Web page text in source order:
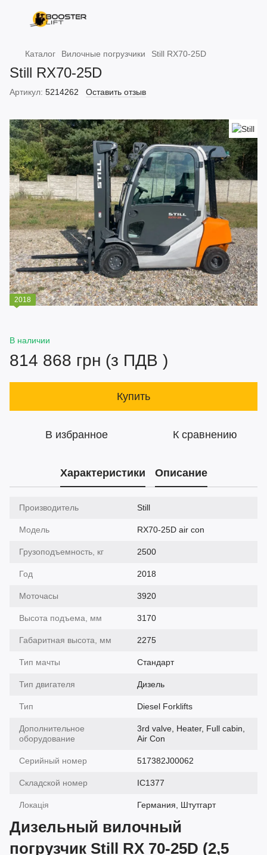
Каталог Вилочные погрузчики Still RX70-25D
Still RX70-25D
Артикул: 5214262 Оставить отзыв
2018
В наличии
814 868 грн (з ПДВ )
Купить
В избранное К сравнению
Характеристики Описание
Производитель Still
Модель RX70-25D air con
Грузоподъемность, кг 2500
Год 2018
Моточасы 3920
Высота подъема, мм 3170
Габаритная высота, мм 2275
Тип мачты Cтандарт
Тип двигателя Дизель
Тип Diesel Forklifts
Дополнительное
оборудование
3rd valve, Heater, Full cabin,
Air Con
Серийный номер 517382J00062
Складской номер IC1377
Локація Германия, Штутгарт
Дизельный вилочный
погрузчик Still RX 70-25D (2,5